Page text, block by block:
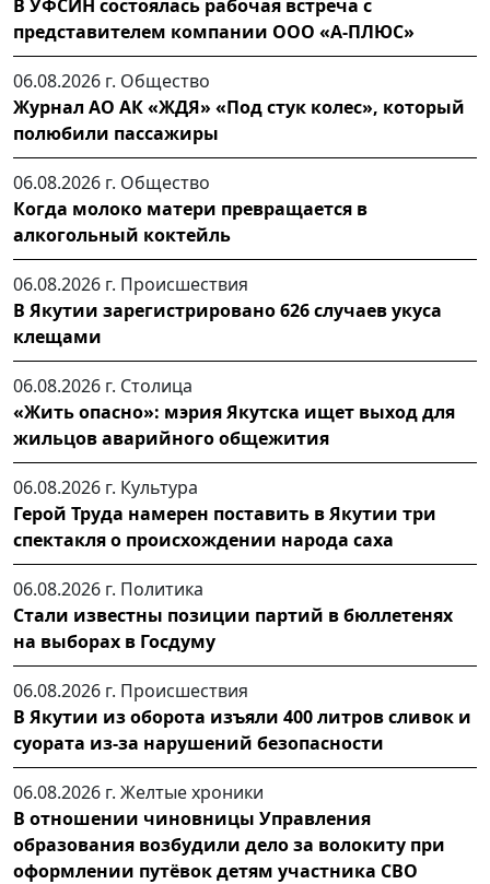
В УФСИН состоялась рабочая встреча с
представителем компании ООО «А-ПЛЮС»
06.08.2026 г. Общество
Журнал АО АК «ЖДЯ» «Под стук колес», который
полюбили пассажиры
06.08.2026 г. Общество
Когда молоко матери превращается в
алкогольный коктейль
06.08.2026 г. Происшествия
В Якутии зарегистрировано 626 случаев укуса
клещами
06.08.2026 г. Столица
«Жить опасно»: мэрия Якутска ищет выход для
жильцов аварийного общежития
06.08.2026 г. Культура
Герой Труда намерен поставить в Якутии три
спектакля о происхождении народа саха
06.08.2026 г. Политика
Стали известны позиции партий в бюллетенях
на выборах в Госдуму
06.08.2026 г. Происшествия
В Якутии из оборота изъяли 400 литров сливок и
суората из-за нарушений безопасности
06.08.2026 г. Желтые хроники
В отношении чиновницы Управления
образования возбудили дело за волокиту при
оформлении путёвок детям участника СВО